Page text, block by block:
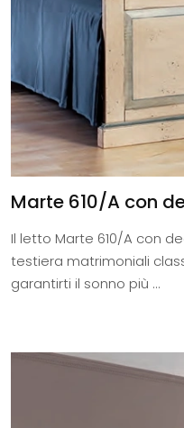
Marte 610/A con
Il letto Marte 610/A con
testiera matrimoniali
garantirti il sonno più ...